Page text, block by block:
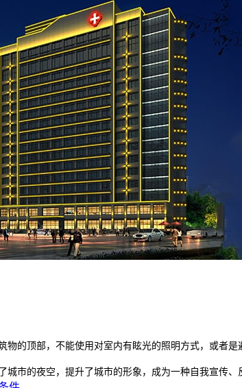
顶部，不能使用对室内有眩光的照明方式，或者是
的夜空，提升了城市的形象，成为一种自我宣传、